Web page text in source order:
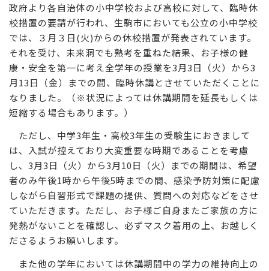
政府より各自治体の小中学校および高校に対して、臨時休
校措置の要請が行われ、生駒市においても公立の小中学校
では、３月３日(火)からの休校措置が発表されています。
それを受け、未来洞でも熟考を重ねた結果、お子様の健
康・安全を第一に考え全学年の授業を3月3日（火）から3
月13日（金）までの間、臨時休講とさせていただくことに
なりました。（※状況によっては休講期間を延長もしくは
短縮する場合もあります。）
ただし、中学3年生・高校3年生の受験生におきまして
は、入試が控えており大変重要な時期であることを考慮
し、3月3日（火）から3月10日（火）までの期間は、希望
者のみ午後1時から午後5時までの間、感染予防対策に配慮
しながら自習形式で課題の提供、質問への対応などをさせ
ていただきます。ただし、お子様ご自身またご家族の方に
発熱がないことを確認し、必ずマスク着用の上、お越しく
ださるようお願いします。
また他の学年においては休講期間中の学力の維持向上の